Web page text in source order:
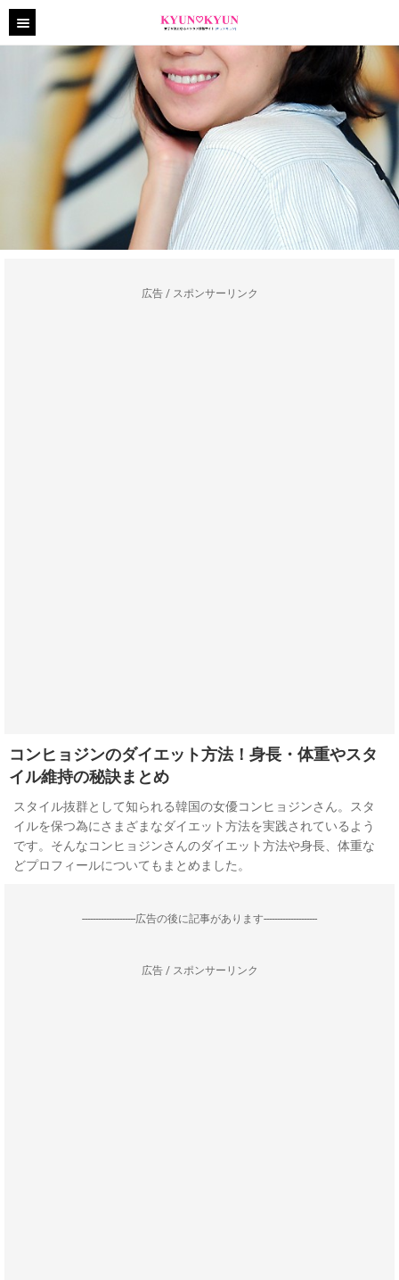
広告 / スポンサーリンク
コンヒョジンのダイエット方法！身長・体重やスタ
イル維持の秘訣まとめ
スタイル抜群として知られる韓国の女優コンヒョジンさん。スタ
イルを保つ為にさまざまなダイエット方法を実践されているよう
です。そんなコンヒョジンさんのダイエット方法や身長、体重な
どプロフィールについてもまとめました。
--------------------広告の後に記事があります--------------------
広告 / スポンサーリンク